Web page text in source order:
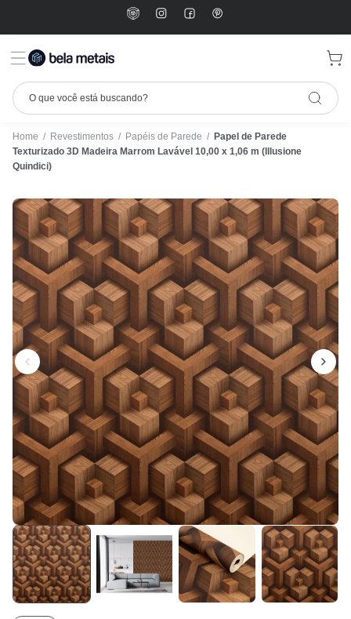
Home / Revestimentos / Papéis de Parede / Papel de Parede
Texturizado 3D Madeira Marrom Lavável 10,00 x 1,06 m (Illusione
Quindici)